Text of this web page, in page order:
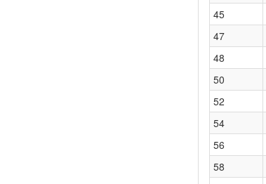
45
47
48
50
52
54
56
58